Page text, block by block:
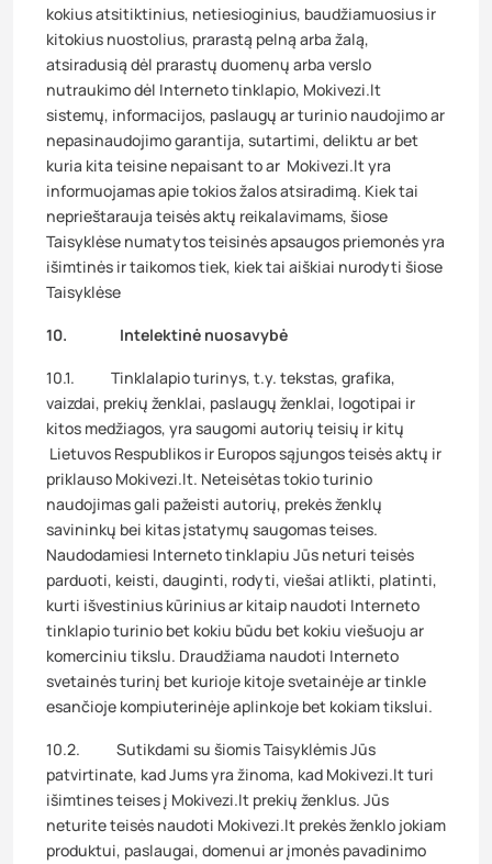
kokius atsitiktinius, netiesioginius, baudžiamuosius ir
kitokius nuostolius, prarastą pelną arba žalą,
atsiradusią dėl prarastų duomenų arba verslo
nutraukimo dėl Interneto tinklapio, Mokivezi.lt
sistemų, informacijos, paslaugų ar turinio naudojimo ar
nepasinaudojimo garantija, sutartimi, deliktu ar bet
kuria kita teisine nepaisant to ar Mokivezi.lt yra
informuojamas apie tokios žalos atsiradimą. Kiek tai
neprieštarauja teisės aktų reikalavimams, šiose
Taisyklėse numatytos teisinės apsaugos priemonės yra
išimtinės ir taikomos tiek, kiek tai aiškiai nurodyti šiose
Taisyklėse
10. Intelektinė nuosavybė
10.1. Tinklalapio turinys, t.y. tekstas, grafika,
vaizdai, prekių ženklai, paslaugų ženklai, logotipai ir
kitos medžiagos, yra saugomi autorių teisių ir kitų
Lietuvos Respublikos ir Europos sąjungos teisės aktų ir
priklauso Mokivezi.lt. Neteisėtas tokio turinio
naudojimas gali pažeisti autorių, prekės ženklų
savininkų bei kitas įstatymų saugomas teises.
Naudodamiesi Interneto tinklapiu Jūs neturi teisės
parduoti, keisti, dauginti, rodyti, viešai atlikti, platinti,
kurti išvestinius kūrinius ar kitaip naudoti Interneto
tinklapio turinio bet kokiu būdu bet kokiu viešuoju ar
komerciniu tikslu. Draudžiama naudoti Interneto
svetainės turinį bet kurioje kitoje svetainėje ar tinkle
esančioje kompiuterinėje aplinkoje bet kokiam tikslui.
10.2. Sutikdami su šiomis Taisyklėmis Jūs
patvirtinate, kad Jums yra žinoma, kad Mokivezi.lt turi
išimtines teises į Mokivezi.lt prekių ženklus. Jūs
neturite teisės naudoti Mokivezi.lt prekės ženklo jokiam
produktui, paslaugai, domenui ar įmonės pavadinimo